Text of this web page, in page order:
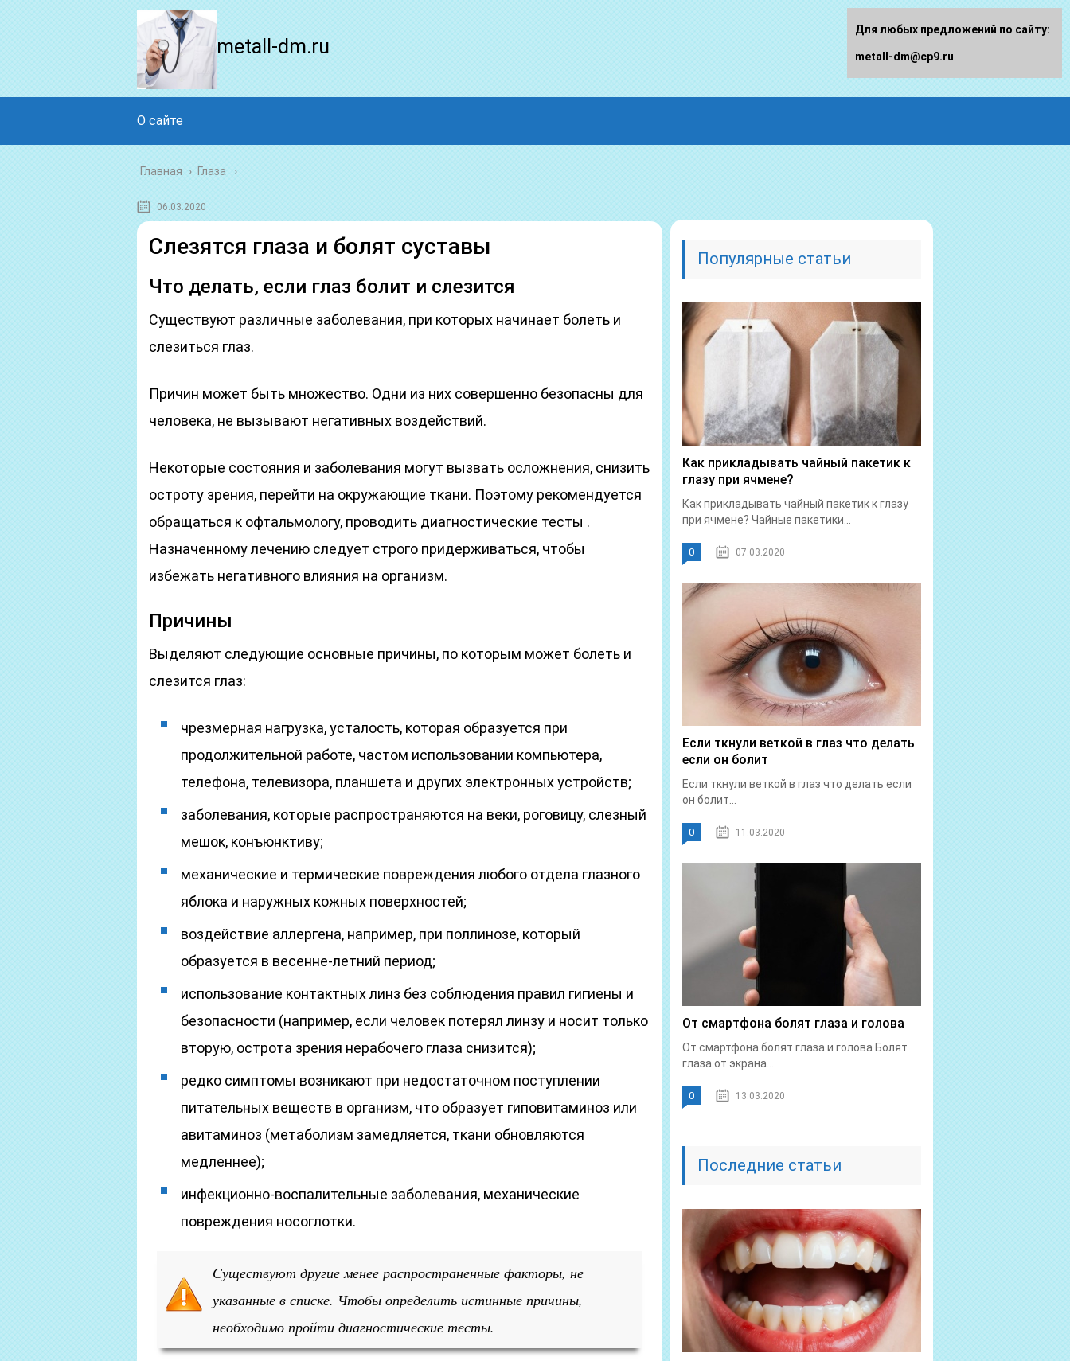
metall-dm.ru
О сайте
Главная › Глаза
06.03.2020
Слезятся глаза и болят суставы
Что делать, если глаз болит и слезится
Существуют различные заболевания, при которых начинает болеть и
слезиться глаз.
Причин может быть множество. Одни из них совершенно безопасны для
человека, не вызывают негативных воздействий.
Некоторые состояния и заболевания могут вызвать осложнения, снизить
остроту зрения, перейти на окружающие ткани. Поэтому рекомендуется
обращаться к офтальмологу, проводить диагностические тесты .
Назначенному лечению следует строго придерживаться, чтобы
избежать негативного влияния на организм.
Причины
Выделяют следующие основные причины, по которым может болеть и
слезится глаз:
чрезмерная нагрузка, усталость, которая образуется при
продолжительной работе, частом использовании компьютера,
телефона, телевизора, планшета и других электронных устройств;
заболевания, которые распространяются на веки, роговицу, слезный
мешок, конъюнктиву;
механические и термические повреждения любого отдела глазного
яблока и наружных кожных поверхностей;
воздействие аллергена, например, при поллинозе, который
образуется в весенне-летний период;
использование контактных линз без соблюдения правил гигиены и
безопасности (например, если человек потерял линзу и носит только
вторую, острота зрения нерабочего глаза снизится);
редко симптомы возникают при недостаточном поступлении
питательных веществ в организм, что образует гиповитаминоз или
авитаминоз (метаболизм замедляется, ткани обновляются
медленнее);
инфекционно-воспалительные заболевания, механические
повреждения носоглотки.
Существуют другие менее распространенные факторы, не
указанные в списке. Чтобы определить истинные причины,
необходимо пройти диагностические тесты.
Популярные статьи
Как прикладывать чайный пакетик к
глазу при ячмене?
Как прикладывать чайный пакетик к глазу
при ячмене? Чайные пакетики...
0 07.03.2020
Если ткнули веткой в глаз что делать
если он болит
Если ткнули веткой в глаз что делать если
он болит...
0 11.03.2020
От смартфона болят глаза и голова
От смартфона болят глаза и голова Болят
глаза от экрана...
0 13.03.2020
Последние статьи
Для любых предложений по сайту:
metall-dm@cp9.ru